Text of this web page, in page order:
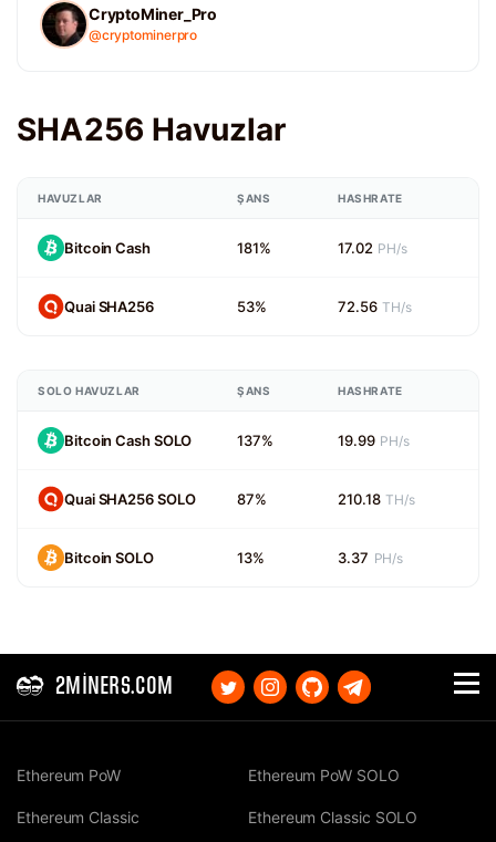
CryptoMiner_Pro
@cryptominerpro
SHA256 Havuzlar
HAVUZLAR ŞANS HASHRATE
Bitcoin Cash 181% 17.02 PH/s
Quai SHA256 53% 72.56 TH/s
SOLO HAVUZLAR ŞANS HASHRATE
Bitcoin Cash SOLO 137% 19.99 PH/s
Quai SHA256 SOLO 87% 210.18 TH/s
Bitcoin SOLO 13% 3.37 PH/s
2MINERS.COM
Ethereum PoW
Ethereum Classic
Ethereum PoW SOLO
Ethereum Classic SOLO